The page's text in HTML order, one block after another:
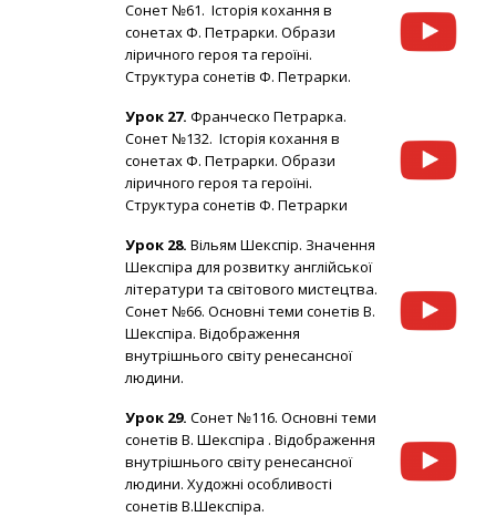
Сонет №61. Історія кохання в
сонетах Ф. Петрарки. Образи
ліричного героя та героїні.
Структура сонетів Ф. Петрарки.
Урок 27. Франческо Петрарка.
Сонет №132. Історія кохання в
сонетах Ф. Петрарки. Образи
ліричного героя та героїні.
Структура сонетів Ф. Петрарки
Урок 28. Вільям Шекспір. Значення
Шекспіра для розвитку англійської
літератури та світового мистецтва.
Сонет №66. Основні теми сонетів В.
Шекспіра. Відображення
внутрішнього світу ренесансної
людини.
Урок 29. Сонет №116. Основні теми
сонетів В. Шекспіра . Відображення
внутрішнього світу ренесансної
людини. Художні особливості
сонетів В.Шекспіра.